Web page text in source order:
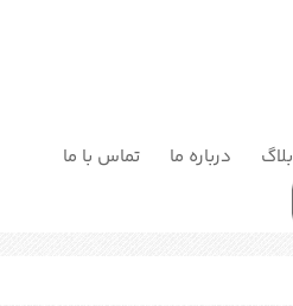
بلاگ درباره ما تماس با ما